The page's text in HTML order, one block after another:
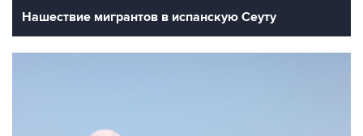
Нашествие мигрантов в испанскую Сеуту